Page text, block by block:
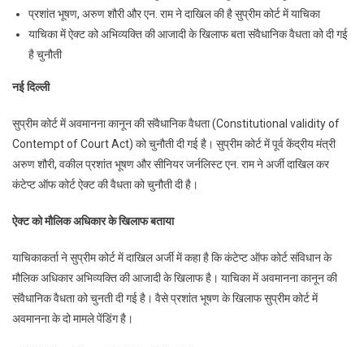
कानून
को
के
लिए
सुप्रीम
प्रशांत भूषण, अरुण शौरी और एन. राम ने दाखिल की है सुप्रीम कोर्ट में याचिका
याचिका में ऐक्ट को अभिव्यक्ति की आजादी के खिलाफ बता संवैधानिक वैधता को दी गई
है चुनौती
नई दिल्ली
सुप्रीम कोर्ट में अवमानना कानून की संवैधानिक वैधता (Constitutional validity of
Contempt of Court Act) को चुनौती दी गई है। सुप्रीम कोर्ट में पूर्व केंद्रीय मंत्री
अरुण शौरी, वकील प्रशांत भूषण और सीनियर जर्नलिस्ट एन. राम ने अर्जी दाखिल कर
कंटेप्ट ऑफ कोर्ट ऐक्ट की वैधता को चुनौती दी है।
ऐक्ट को मौलिक अधिकार के खिलाफ बताया
याचिकाकर्ता ने सुप्रीम कोर्ट में दाखिल अर्जी में कहा है कि कंटेप्ट ऑफ कोर्ट संविधान के
मौलिक अधिकार अभिव्यक्ति की आजादी के खिलाफ है। याचिका में अवमानना कानून की
संवैधानिक वैधता को चुनती दी गई है। वैसे प्रशांत भूषण के खिलाफ सुप्रीम कोर्ट में
अवमानना के दो मामले पेंडिंग है।